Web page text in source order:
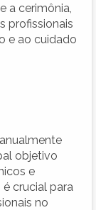
a cerimônia,
profissionais
e ao cuidado
objetivo
e
crucial para
no